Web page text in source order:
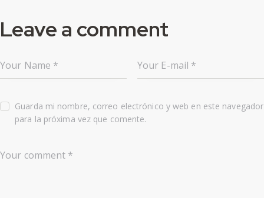
Leave a comment
Guarda mi nombre, correo electrónico y web en este navegador
para la próxima vez que comente.